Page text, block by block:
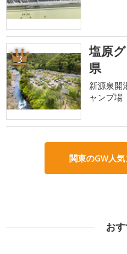
3
塩原
県
新源泉開
ャンプ場
関東のGW人
お